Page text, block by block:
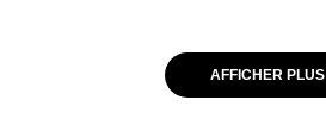
AFFICHER PLUS